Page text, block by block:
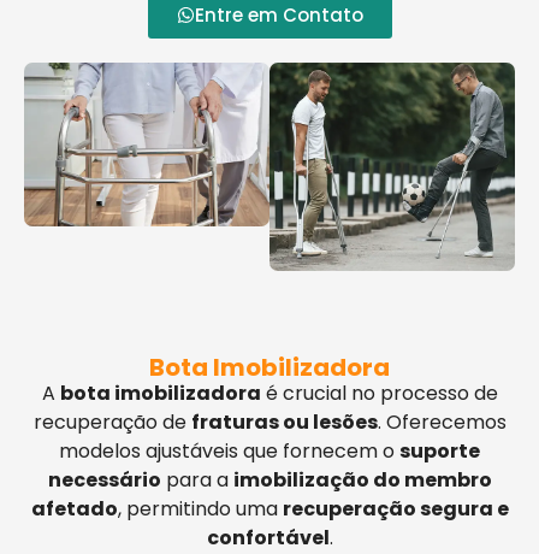
Entre em Contato
Bota Imobilizadora
A bota imobilizadora é crucial no processo de
recuperação de fraturas ou lesões. Oferecemos
modelos ajustáveis que fornecem osuporte
necessário para a imobilização do membro
afetado, permitindo uma recuperação segura e
confortável.